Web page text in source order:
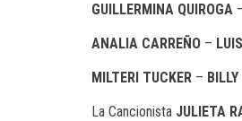
GUILLERMINA QUIROGA
ANALIA CARREÑO –
MILTERI TUCKER –
La Cancionista JULIETA